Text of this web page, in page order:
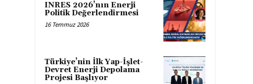
INRES 2026’nın Enerji
Politik Değerlendirmesi
16 Temmuz 2026
Türkiye’nin İlk Yap-İşlet-
Devret Enerji Depolama
Projesi Başlıyor